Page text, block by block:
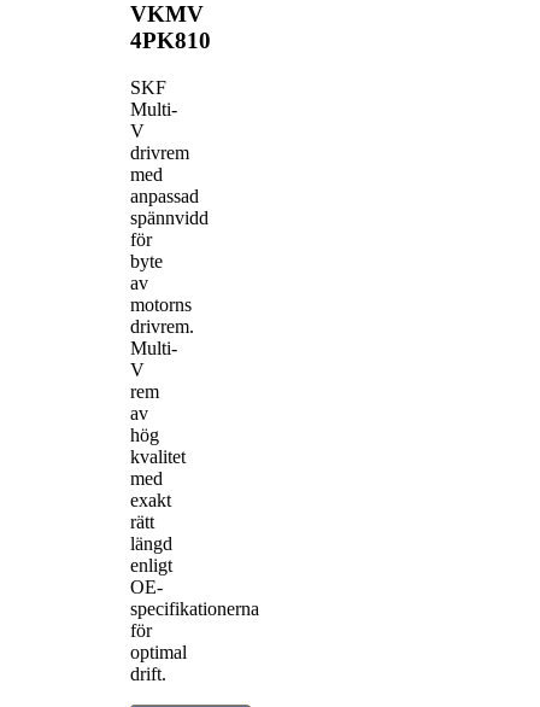
VKMV
4PK810
SKF
Multi-
V
drivrem
med
anpassad
spännvidd
för
byte
av
motorns
drivrem.
Multi-
V
rem
av
hög
kvalitet
med
exakt
rätt
längd
enligt
OE-
specifikationerna
för
optimal
drift.